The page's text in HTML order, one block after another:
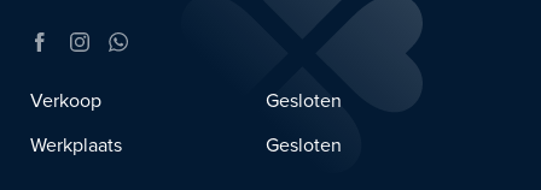
Verkoop
Gesloten
Werkplaats
Gesloten